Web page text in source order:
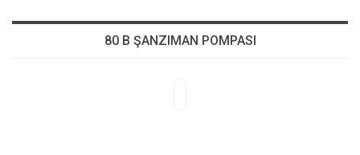
80 B ŞANZIMAN POMPASI